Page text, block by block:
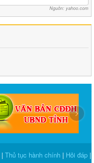
Nguồn: yahoo.com
›
| Thủ tục hành chính | Hỏi đáp |